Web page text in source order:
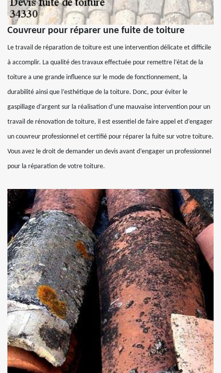
Couvreur pour réparer une fuite de toiture
Le travail de réparation de toiture est une intervention délicate et difficile
à accomplir. La qualité des travaux effectuée pour remettre l’état de la
toiture a une grande influence sur le mode de fonctionnement, la
durabilité ainsi que l’esthétique de la toiture. Donc, pour éviter le
gaspillage d’argent sur la réalisation d’une mauvaise intervention pour un
travail de rénovation de toiture, il est essentiel de faire appel et d’engager
un couvreur professionnel et certifié pour réparer la fuite sur votre toiture.
Vous avez le droit de demander un devis avant d’engager un professionnel
pour la réparation de votre toiture.